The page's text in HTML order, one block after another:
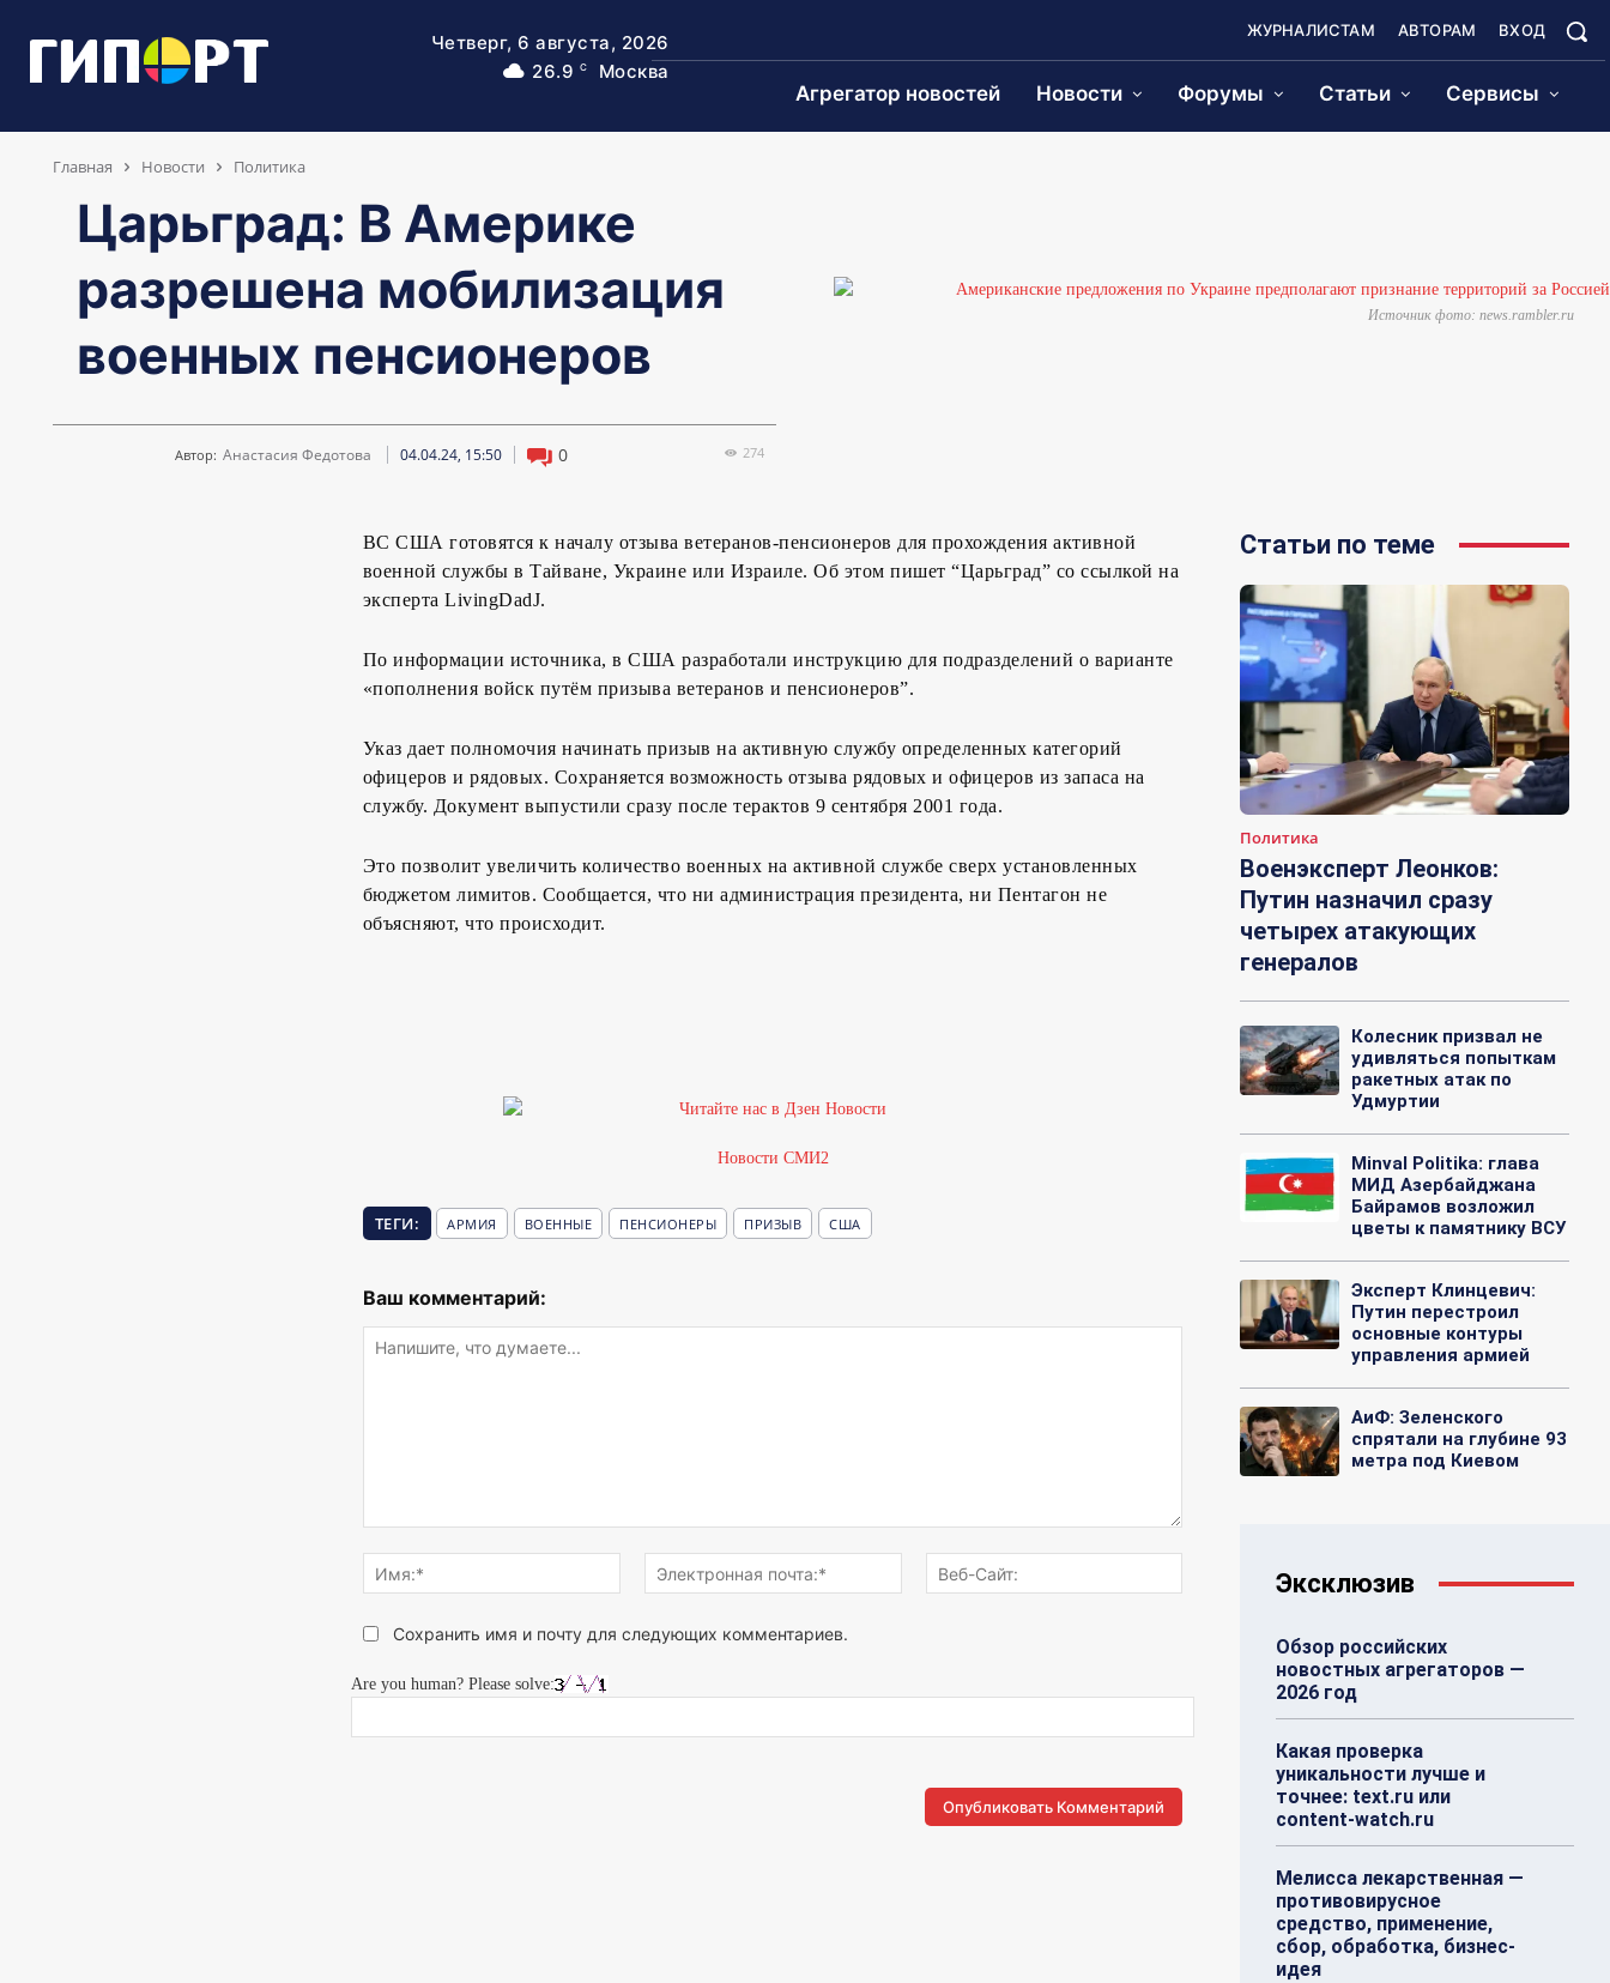
Четверг, 6 августа, 2026
26.9
C Москва
ЖУРНАЛИСТАМ АВТОРАМ ВХОД
Агрегатор новостей Новости Форумы Статьи Сервисы
Главная Новости Политика
Царьград: В Америке
разрешена мобилизация
военных пенсионеров
Автор: Анастасия Федотова 04.04.24, 15:50 0 274
Источник фото: news.rambler.ru
ВС США готовятся к началу отзыва ветеранов-пенсионеров для прохождения активной
военной службы в Тайване, Украине или Израиле. Об этом пишет “Царьград” со ссылкой на
эксперта LivingDadJ.
По информации источника, в США разработали инструкцию для подразделений о варианте
«пополнения войск путём призыва ветеранов и пенсионеров”.
Указ дает полномочия начинать призыв на активную службу определенных категорий
офицеров и рядовых. Сохраняется возможность отзыва рядовых и офицеров из запаса на
службу. Документ выпустили сразу после терактов 9 сентября 2001 года.
Это позволит увеличить количество военных на активной службе сверх установленных
бюджетом лимитов. Сообщается, что ни администрация президента, ни Пентагон не
объясняют, что происходит.
Новости СМИ2
ТЕГИ: АРМИЯ ВОЕННЫЕ ПЕНСИОНЕРЫ ПРИЗЫВ США
Ваш комментарий:
что
думаете...
Имя:*
Электронная
почта:*
Сохранить имя и почту для следующих комментариев.
Are you human? Please solve:
Статьи по теме
Политика
Военэксперт Леонков:
Путин назначил сразу
четырех атакующих
генералов
Колесник призвал не
удивляться попыткам
ракетных атак по
Удмуртии
Minval Politika: глава
МИД Азербайджана
Байрамов возложил
цветы к памятнику ВСУ
Эксперт Клинцевич:
Путин перестроил
основные контуры
управления армией
АиФ: Зеленского
спрятали на глубине 93
метра под Киевом
Эксклюзив
Обзор российских
новостных агрегаторов —
2026 год
Какая проверка
уникальности лучше и
точнее: text.ru или
content-watch.ru
Мелисса лекарственная —
противовирусное
средство, применение,
сбор, обработка, бизнес-
идея